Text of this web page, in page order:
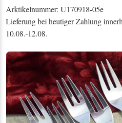
Arktikelnummer: U170918-05e
Lieferung bei heutiger Zahlung
10.08.-12.08.